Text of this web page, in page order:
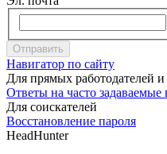
Отправить
Навигатор по сайту
Для прямых работодателей и
Ответы на часто задаваемые
Для соискателей
Восстановление пароля
HeadHunter